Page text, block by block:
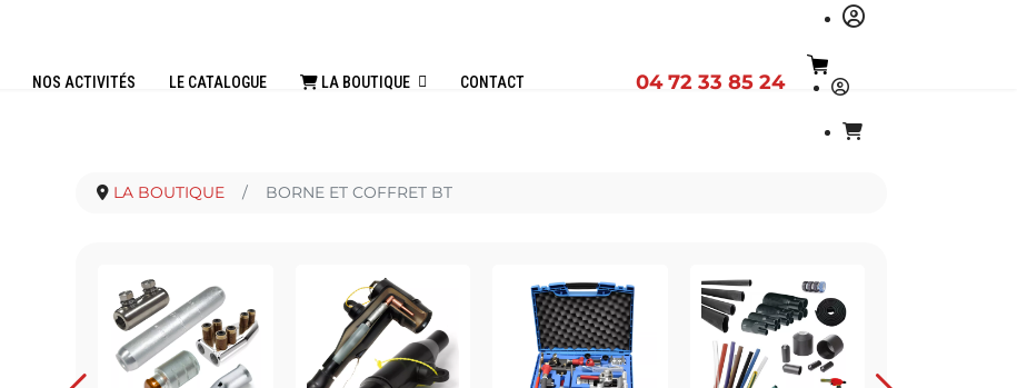
NOS ACTIVITÉS LE CATALOGUE LA BOUTIQUE CONTACT 04 72 33 85 24
LA BOUTIQUE BORNE ET COFFRET BT